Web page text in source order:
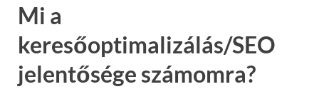
Mi a
keresőoptimalizálás/SEO
jelentősége számomra?